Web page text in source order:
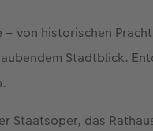
von historischen
Stadtblick.
Staatsoper, das